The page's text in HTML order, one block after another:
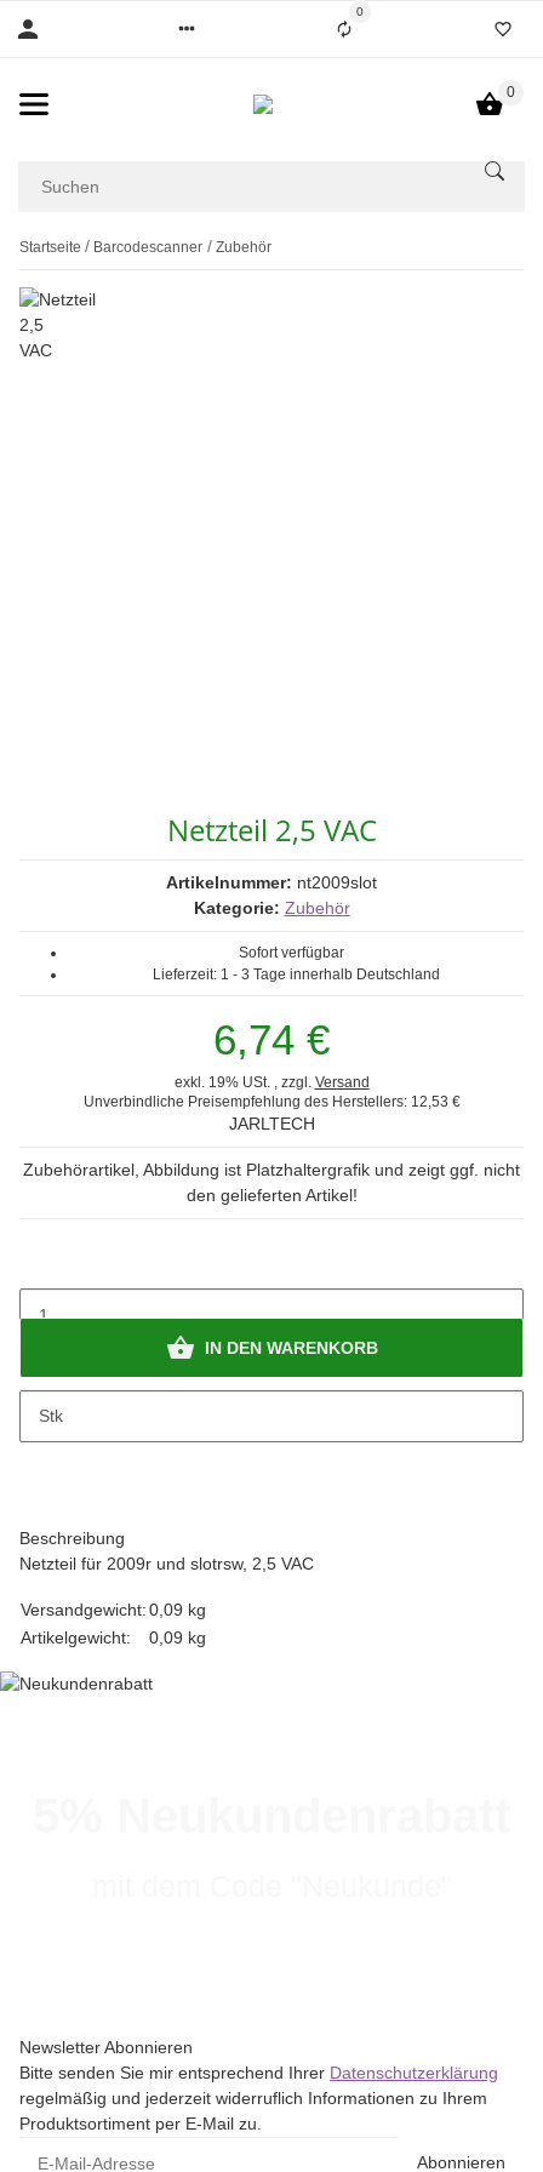
0
0
Startseite Barcodescanner Zubehör
Netzteil 2,5 VAC
Artikelnummer: nt2009slot
Kategorie: Zubehör
Sofort verfügbar
Lieferzeit: 1 - 3 Tage innerhalb Deutschland
6,74 €
exkl. 19% USt. , zzgl. Versand
Unverbindliche Preisempfehlung des Herstellers: 12,53 €
JARLTECH
Zubehörartikel, Abbildung ist Platzhaltergrafik und zeigt ggf. nicht
den gelieferten Artikel!
Stk
IN DEN WARENKORB
Bitte beachten Sie das Abnahmeintervall von 1 Stk.
Beschreibung
Netzteil für 2009r und slotrsw, 2,5 VAC
Versandgewicht:0,09 kg
Artikelgewicht:
0,09 kg
Newsletter Abonnieren
Bitte senden Sie mir entsprechend Ihrer Datenschutzerklärung
regelmäßig und jederzeit widerruflich Informationen zu Ihrem
Produktsortiment per E-Mail zu.
Abonnieren